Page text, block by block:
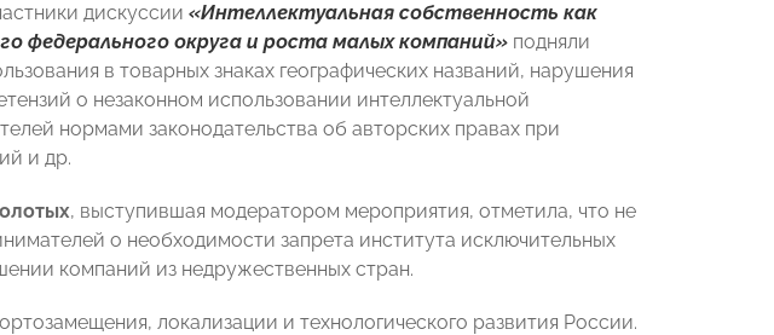
дискуссии «Интеллектуальная собственность как
федерального округа и роста малых компаний» подняли
в товарных знаках географических названий, нарушения
о незаконном использовании интеллектуальной
нормами законодательства об авторских правах при
и др.
, выступившая модератором мероприятия, отметила, что не
о необходимости запрета института исключительных
компаний из недружественных стран.
локализации и технологического развития России.